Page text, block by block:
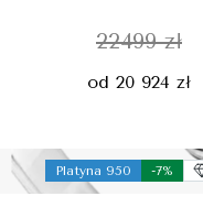
22499 zł
od 20 924 zł
Platyna 950 -7%